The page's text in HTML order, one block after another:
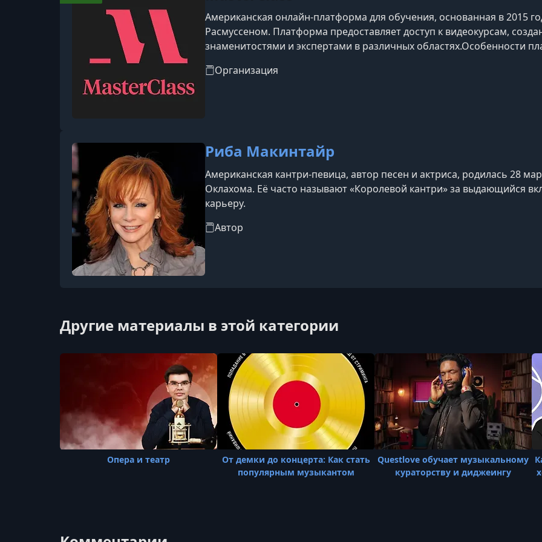
Американская онлайн-платформа для обучения, основанная в 2015
Расмуссеном. Платформа предоставляет доступ к видеокурсам,
знаменитостями и экспертами в различных областях.​Особенности
Мартин Скорсезе (кинорежиссура), Серена Уильямс (теннис), Ханс
Организация
Риба Макинтайр
Американская кантри-певица, автор песен и актриса, родилась 28
Оклахома. Её часто называют «Королевой кантри» за выдающийся
карьеру.
Автор
Другие материалы в этой категории
Опера и театр
От демки до концерта: Как стать
популярным музыкантом
Questlove обучает музыкальному
кураторству и диджеингу